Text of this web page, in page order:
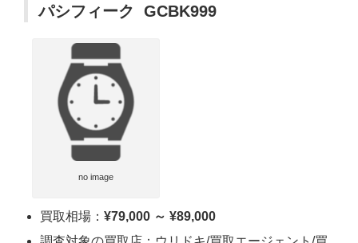
パシフィーク GCBK999
no image
買取相場： ¥79,000 ～ ¥89,000